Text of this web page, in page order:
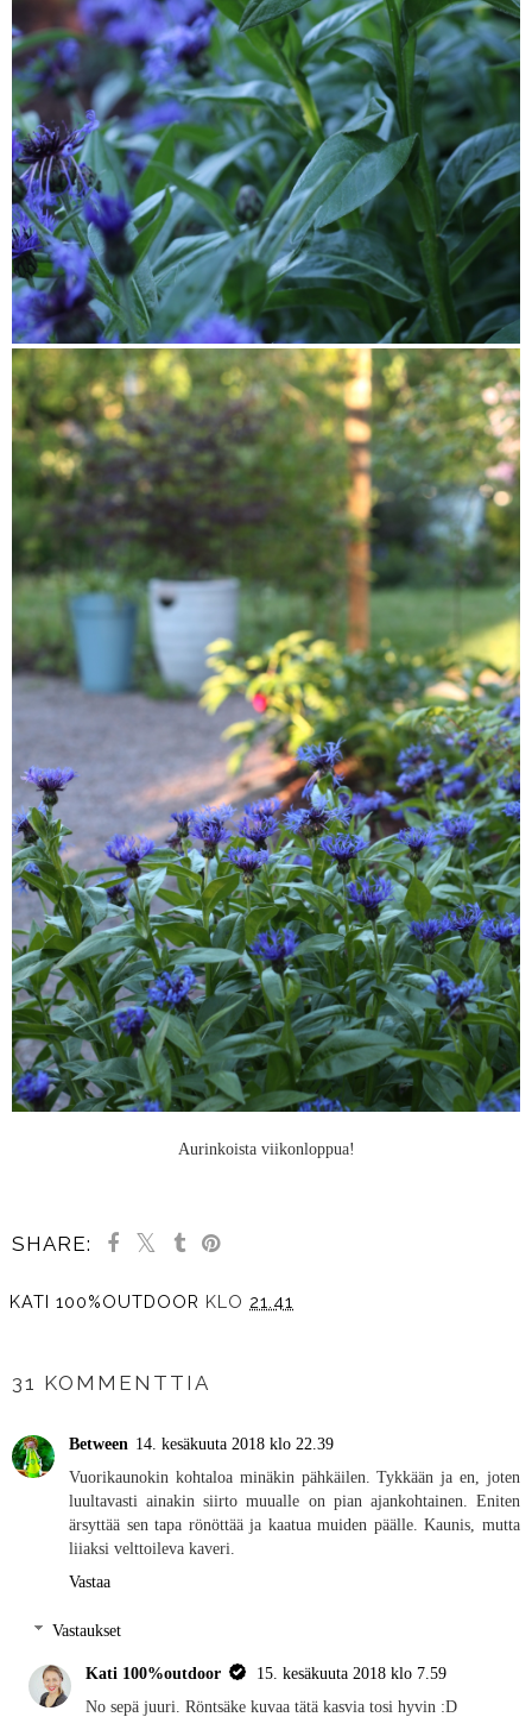
Aurinkoista viikonloppua!
SHARE:
KATI 100%OUTDOOR KLO 21.41
31 KOMMENTTIA
Between 14. kesäkuuta 2018 klo 22.39
Vuorikaunokin kohtaloa minäkin pähkäilen. Tykkään ja en, joten
luultavasti ainakin siirto muualle on pian ajankohtainen. Eniten
ärsyttää sen tapa rönöttää ja kaatua muiden päälle. Kaunis, mutta
liiaksi velttoileva kaveri.
Vastaa
Vastaukset
Kati 100%outdoor
15. kesäkuuta 2018 klo 7.59
No sepä juuri. Röntsäke kuvaa tätä kasvia tosi hyvin :D